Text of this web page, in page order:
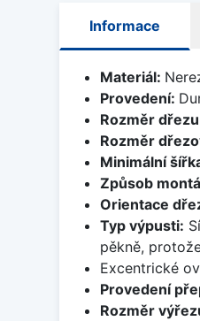
Informace
Materiál:
Provedení:
Rozměr
Rozměr
Minimální
Způsob
Orientace
Typ výpusti:
pěkně,
Excentrické
Provedení
Rozměr